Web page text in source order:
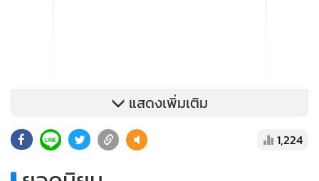
แสดงเพิ่มเติม
1,224